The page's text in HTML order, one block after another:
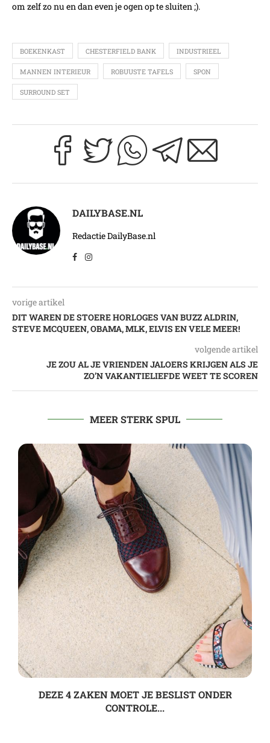
om zelf zo nu en dan even je ogen op te sluiten ;).
BOEKENKAST CHESTERFIELD BANK INDUSTRIEEL
MANNEN INTERIEUR ROBUUSTE TAFELS SPON
SURROUND SET
DAILYBASE.NL
Redactie DailyBase.nl
vorige artikel
DIT WAREN DE STOERE HORLOGES VAN BUZZ ALDRIN,
STEVE MCQUEEN, OBAMA, MLK, ELVIS EN VELE MEER!
volgende artikel
JE ZOU AL JE VRIENDEN JALOERS KRIJGEN ALS JE
ZO’N VAKANTIELIEFDE WEET TE SCOREN
MEER STERK SPUL
DEZE 4 ZAKEN MOET JE BESLIST ONDER
CONTROLE...